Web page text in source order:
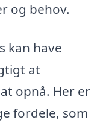
og behov.
kan have
at
opnå. Her er
fordele, som